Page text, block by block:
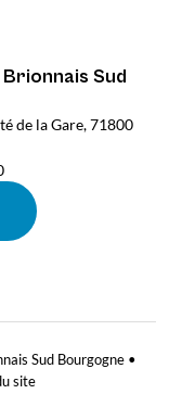
Sud
de la Gare, 71800
Sud Bourgogne •
site